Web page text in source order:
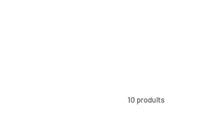
10 produits
10 produits